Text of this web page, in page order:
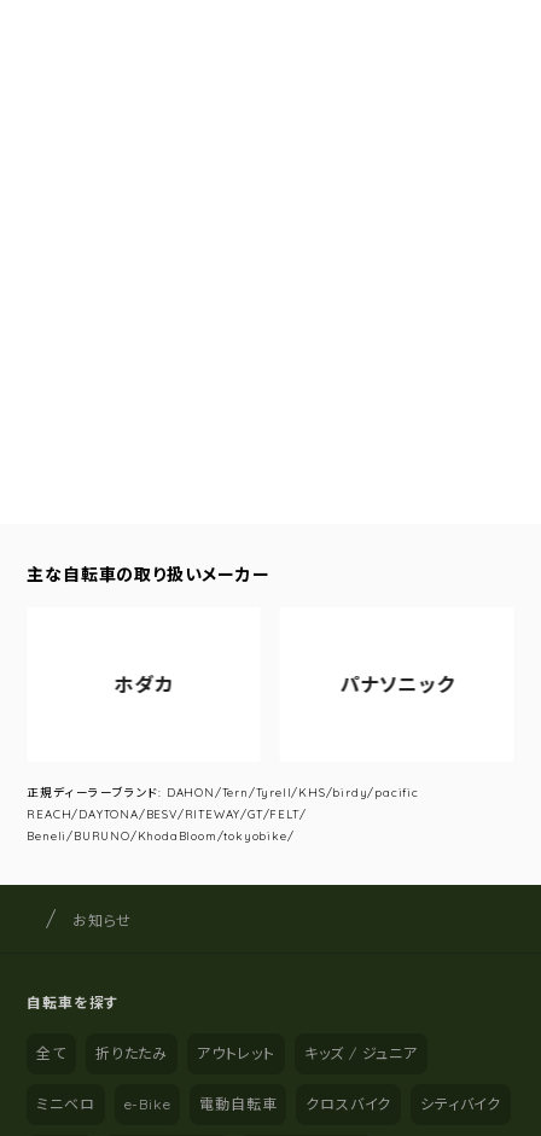
主な自転車の取り扱いメーカー
ホダカ パナソニック
正規ディーラーブランド: DAHON/Tern/Tyrell/KHS/birdy/pacific
REACH/DAYTONA/BESV/RITEWAY/GT/FELT/
Beneli/BURUNO/KhodaBloom/tokyobike/
サイト内の現在地
サイクルショップナカゴヤ
お知らせ
自転車を探す
全て 折りたたみ アウトレット キッズ / ジュニア
ミニベロ e-Bike 電動自転車 クロスバイク シティバイク